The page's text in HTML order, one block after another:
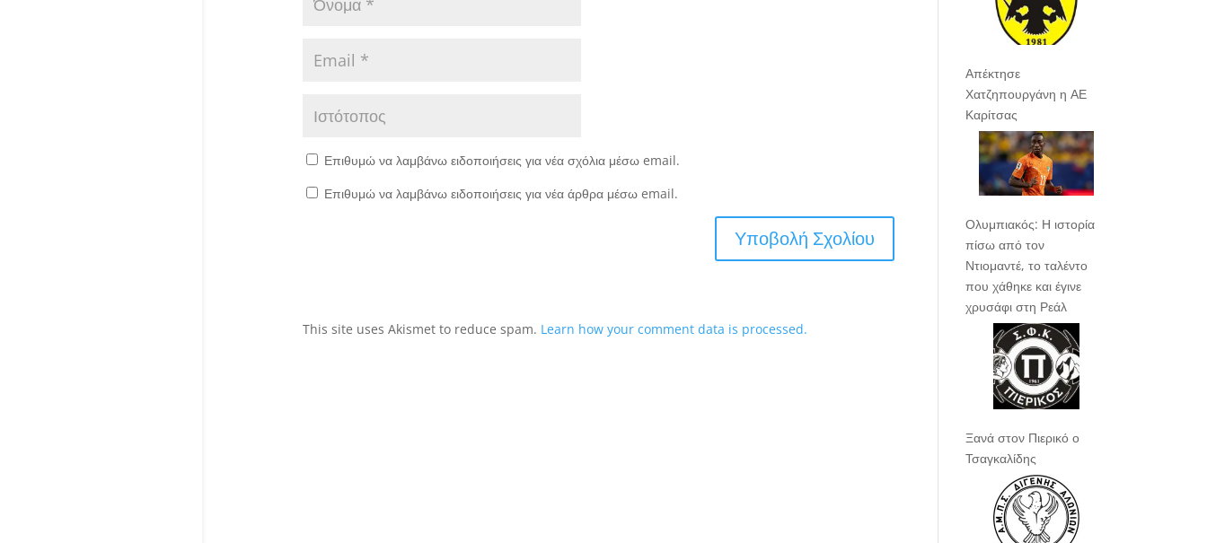
Επιθυμώ να λαμβάνω ειδοποιήσεις για νέα σχόλια μέσω email.
Επιθυμώ να λαμβάνω ειδοποιήσεις για νέα άρθρα μέσω email.
This site uses Akismet to reduce spam. Learn how your comment data is processed.
Απέκτησε
Χατζηπουργάνη η ΑΕ
Καρίτσας
Ολυμπιακός: Η ιστορία
πίσω από τον
Ντιομαντέ, το ταλέντο
που χάθηκε και έγινε
χρυσάφι στη Ρεάλ
Ξανά στον Πιερικό ο
Τσαγκαλίδης